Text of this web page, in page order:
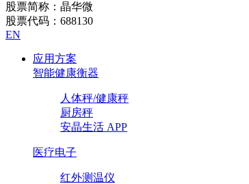
股票简称：晶华微
股票代码：688130
EN
应用方案
智能健康衡器
人体秤/健康秤
厨房秤
安晶生活 APP
医疗电子
红外测温仪